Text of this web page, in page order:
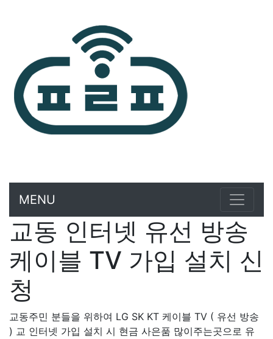
MENU
교동 인터넷 유선 방송
케이블 TV 가입 설치 신
청
교동주민 분들을 위하여 LG SK KT 케이블 TV ( 유선 방송
) 교 인터넷 가입 설치 시 현금 사은품 많이주는곳으로 유